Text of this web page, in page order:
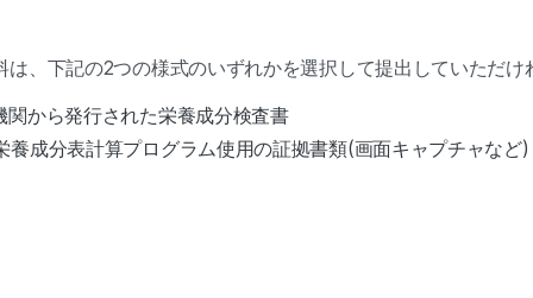
は、下記の2つの様式のいずれかを選択して提出していただけ
関から発行された栄養成分検査書
養成分表計算プログラム使用の証拠書類(画面キャプチャなど)